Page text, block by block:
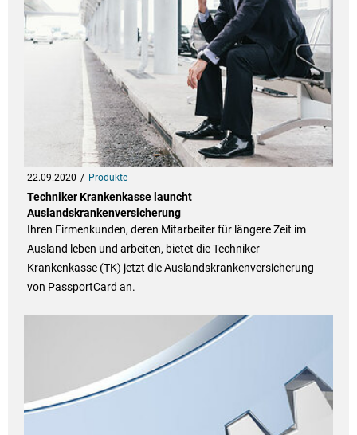
22.09.2020 Produkte
Techniker Krankenkasse launcht
Auslandskrankenversicherung
Ihren Firmenkunden, deren Mitarbeiter für längere Zeit im
Ausland leben und arbeiten, bietet die Techniker
Krankenkasse (TK) jetzt die Auslandskrankenversicherung
von PassportCard an.